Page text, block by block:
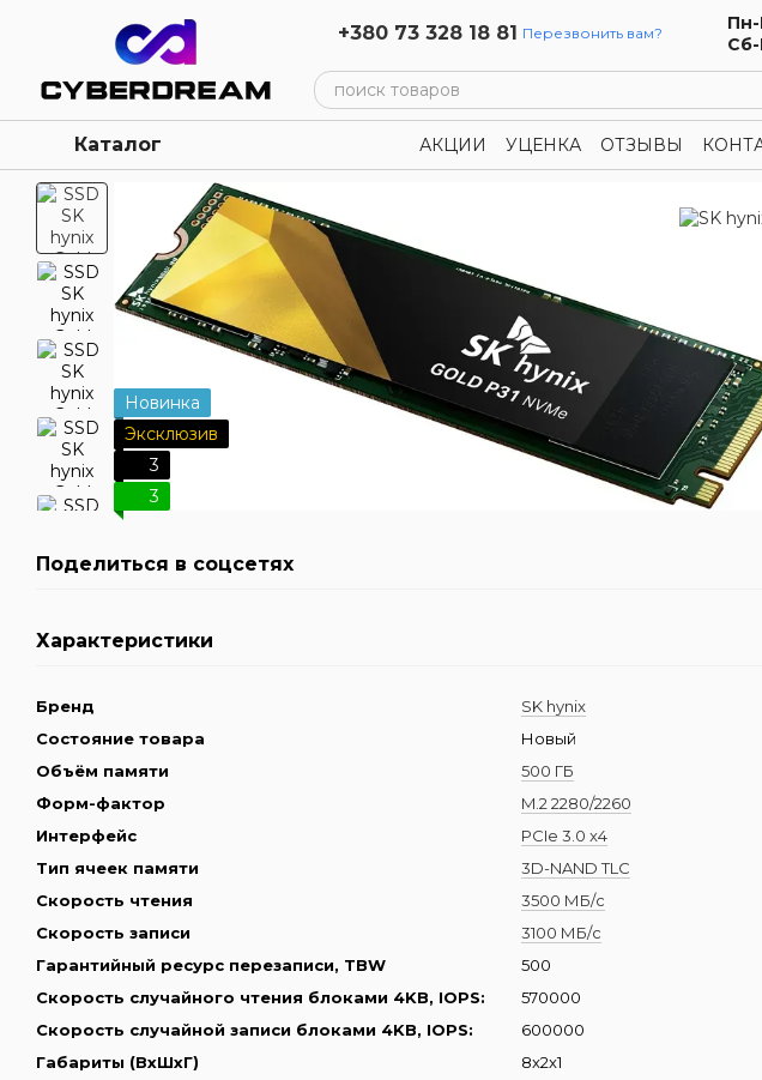
Перейти к основному контенту
+380 73 328 18 81 Перезвонить вам?
Каталог АКЦИИ УЦЕНКА ОТЗЫВЫ
Политика конфиденциальности
Новинка
Эксклюзив
3
3
Поделиться в соцсетях
Характеристики
Бренд
SK hynix
Состояние товара
Новый
Объём памяти
500 ГБ
Форм-фактор
M.2 2280/2260
Интерфейс
PCIe 3.0 x4
Тип ячеек памяти
3D-NAND TLC
Скорость чтения
3500 МБ/с
Скорость записи
3100 МБ/с
Гарантийный ресурс перезаписи, TBW
500
Скорость случайного чтения блоками 4KB, IOPS:
570000
Скорость случайной записи блоками 4KB, IOPS:
600000
Габариты (ВхШхГ)
8x2x1